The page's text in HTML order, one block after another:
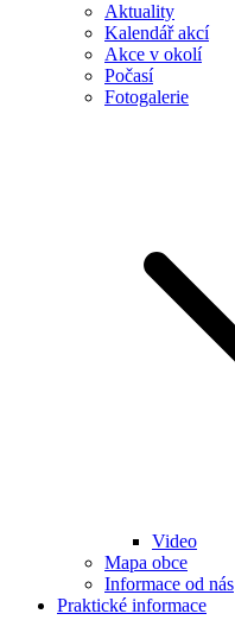
Aktuality
Kalendář akcí
Akce v okolí
Počasí
Fotogalerie
Video
Mapa obce
Informace od nás
Praktické informace